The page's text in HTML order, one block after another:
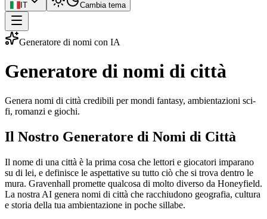
IT Cambia tema
Generatore di nomi con IA
Generatore di nomi di città
Genera nomi di città credibili per mondi fantasy, ambientazioni sci-
fi, romanzi e giochi.
Il Nostro Generatore di Nomi di Città
Il nome di una città è la prima cosa che lettori e giocatori imparano
su di lei, e definisce le aspettative su tutto ciò che si trova dentro le
mura. Gravenhall promette qualcosa di molto diverso da Honeyfield.
La nostra AI genera nomi di città che racchiudono geografia, cultura
e storia della tua ambientazione in poche sillabe.